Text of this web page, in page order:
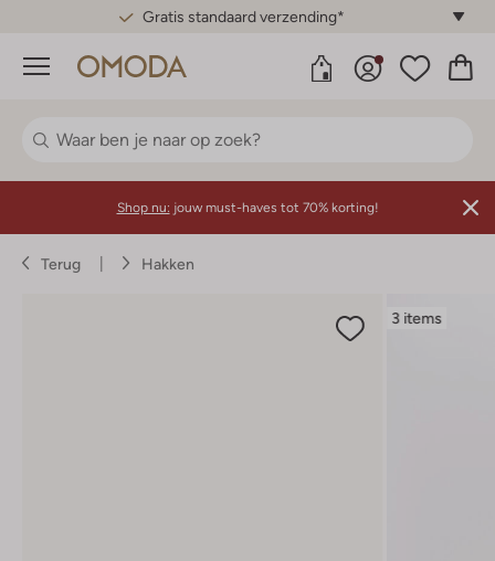
Gratis standaard verzending*
Menu
Shop nu: jouw must-haves tot 70% korting!
Terug Hakken
3 items